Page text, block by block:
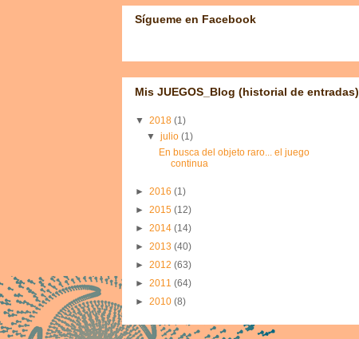
Sígueme en Facebook
Mis JUEGOS_Blog (historial de entradas)
▼ 2018 (1)
▼julio(1)
En busca del objeto raro... el juego
continua
► 2016 (1)
► 2015 (12)
► 2014 (14)
► 2013 (40)
► 2012 (63)
► 2011 (64)
► 2010 (8)